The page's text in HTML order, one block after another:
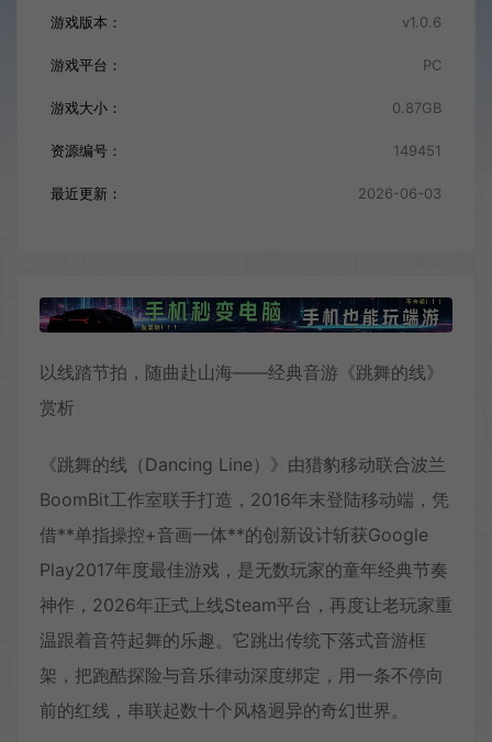
游戏版本： v1.0.6
游戏平台： PC
游戏大小： 0.87GB
资源编号： 149451
最近更新： 2026-06-03
以线踏节拍，随曲赴山海——经典音游《跳舞的线》
赏析
《跳舞的线（Dancing Line）》由猎豹移动联合波兰
BoomBit工作室联手打造，2016年末登陆移动端，凭
借**单指操控+音画一体**的创新设计斩获Google
Play2017年度最佳游戏，是无数玩家的童年经典节奏
神作，2026年正式上线Steam平台，再度让老玩家重
温跟着音符起舞的乐趣。它跳出传统下落式音游框
架，把跑酷探险与音乐律动深度绑定，用一条不停向
前的红线，串联起数十个风格迥异的奇幻世界。